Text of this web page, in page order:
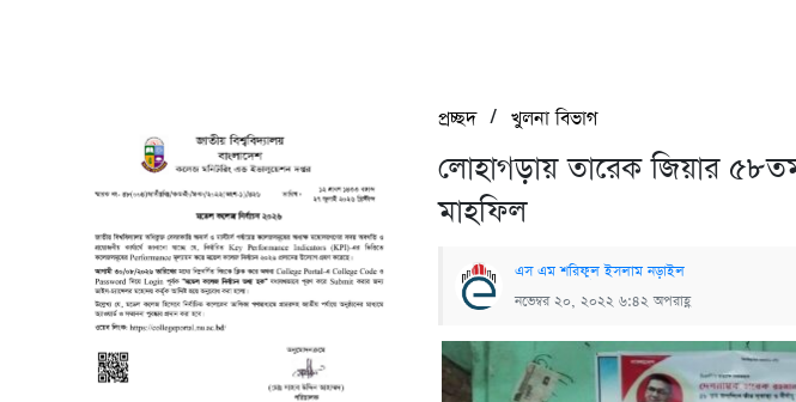
প্রচ্ছদ/খুলনা বিভাগ
লোহাগড়ায় তারেক জিয়ার
মাহফিল
এস এম শরিফুল ইসলাম নড়াইল
নভেম্বর ২০, ২০২২ ৬:৪২ অপরাহ্ণ